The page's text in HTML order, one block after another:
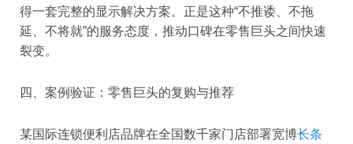
得一套完整的显示解决方案。正是这种“不推诿、不拖
延、不将就”的服务态度，推动口碑在零售巨头之间快速
裂变。
四、案例验证：零售巨头的复购与推荐
某国际连锁便利店品牌在全国数千家门店部署宽博长条